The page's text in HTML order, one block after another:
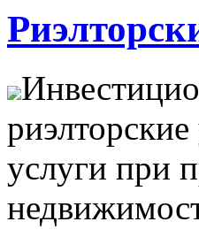
услуги при